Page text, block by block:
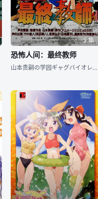
全集
恐怖人间：最终教师
山本贵嗣の学园ギャグバイオレンス漫画『最终教师』をOVA化。発売に先がけて『银河英雄伝説』の同时上映作品としておよそ一ヵ月半早く剧场公开された。 遗伝子工学研究所から一匹のゴキブリ人间が逃走して3年。五日市町にある関东最悪の异名をとる「私立帝王学园」に新しく赴任した教师・茶羽颜八こそ、かの人间とゴキブリを融合させたゴキブリ人间だった。札付き揃いの学园の生徒をすべて屈服させるべく、颜八は総番长の美少女・白鸟雏子にお仕置きを目论む。はたして颜八は服装検査をはじめて彼女を下着丸出しにしてやろうとするが、何と雏